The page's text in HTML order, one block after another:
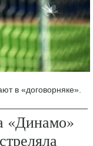
в «договорняке».
«Динамо»